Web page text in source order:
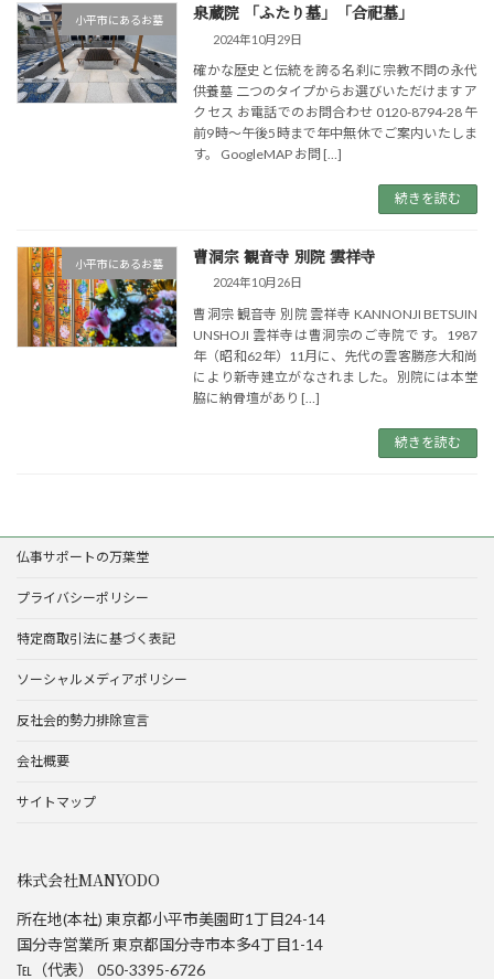
小平市にあるお墓 泉蔵院 「ふたり墓」「合祀墓」
2024年10月29日
確かな歴史と伝統を誇る名刹に宗教不問の永代
供養墓 二つのタイプからお選びいただけます ア
クセス お電話でのお問合わせ 0120-8794-28 午
前9時～午後5時まで年中無休でご案内いたしま
す。 GoogleMAP お問 […]
続きを読む
小平市にあるお墓 曹洞宗 観音寺 別院 雲祥寺
2024年10月26日
曹洞宗 観音寺 別院 雲祥寺 KANNONJI BETSUIN
UNSHOJI 雲祥寺は曹洞宗のご寺院です。1987
年（昭和62年）11月に、先代の雲客勝彦大和尚
により新寺建立がなされました。別院には本堂
脇に納骨壇があり […]
続きを読む
仏事サポートの万葉堂
プライバシーポリシー
特定商取引法に基づく表記
ソーシャルメディアポリシー
反社会的勢力排除宣言
会社概要
サイトマップ
株式会社MANYODO
所在地(本社) 東京都小平市美園町1丁目24-14
国分寺営業所 東京都国分寺市本多4丁目1-14
℡（代表） 050-3395-6726